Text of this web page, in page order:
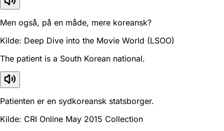
Men også, på en måde, mere koreansk?
Kilde: Deep Dive into the Movie World (LSOO)
The patient is a South Korean national.
Patienten er en sydkoreansk statsborger.
Kilde: CRI Online May 2015 Collection